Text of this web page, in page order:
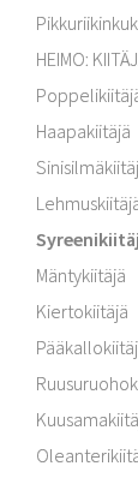
HEIMO:
Haapakiitäjä
Mäntykiitäjä
Kiertokiitäjä